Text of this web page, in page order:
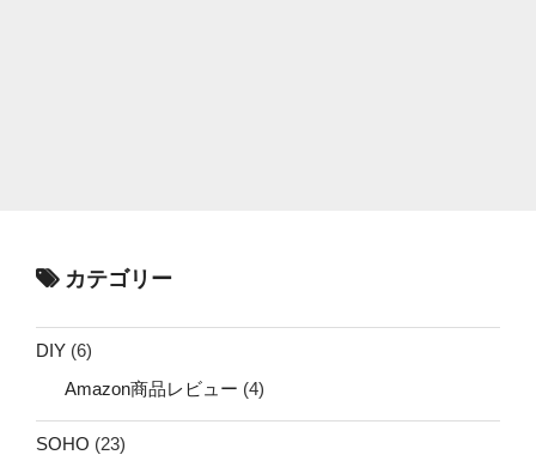
カテゴリー
DIY (6)
Amazon商品レビュー (4)
SOHO (23)